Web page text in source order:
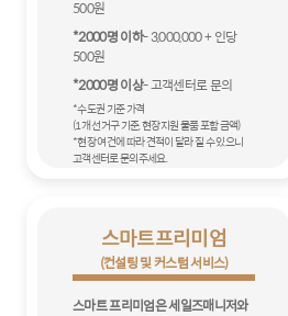
500원
*2000명 이하- 3,000,000 + 인당
500원
*2000명 이상- 고객센터로 문의
*수도권 기준 가격
(1개 선거구 기준, 현장지원 물품 포함 금액)
*현장 여건에 따라 견적이 달라 질 수 있으니
고객센터로 문의주세요.
스마트프리미엄
(컨설팅 및 커스텀 서비스)
스마트 프리미엄은 세일즈매니저와